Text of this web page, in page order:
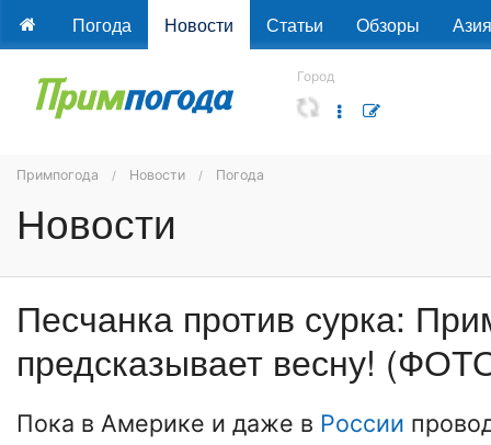
Погода Новости Статьи Обзоры Азия
Город
Примпогода Новости Погода
Новости
Песчанка против сурка:
предсказывает весну!
Пока в Америке и даже в России